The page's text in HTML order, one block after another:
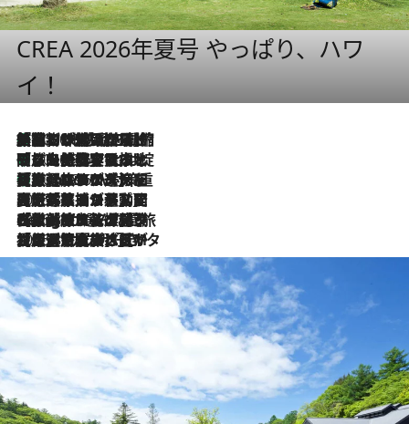
CREA 2026年夏号 やっぱり、ハワ
イ！
2026.8.6
「荷物が増えるほど旅ストレスは増す」美容ジャーナリストがたどり着いた最終結論。“化粧品を劇的に減らす”感動の凝縮美容とは
2026.8.6
「旅先には金髪ウィッグを持参」日本と同じメイクでは損してる!? 美容ジャーナリストが提案する“掟破りの旅美容”とは
2026.8.6
【厳選旅コスメ】「身軽さ＆UV対策重視！」ヘアアーティストshucoが選んだ夏旅ベストコスメを発表【Mサイズジップ】
2026.8.5
【厳選旅コスメ】国内をあちこち移動する河井菜摘が選んだ夏旅ベストコスメ発表！「リラックスアイテムはマスト」【Mサイズジップ】
2026.8.4
【厳選旅コスメ】「紫外線＆乾燥対策しながらメイク感も！」ヘア＆メイクGeorgeが選んだ夏旅ベストコスメを発表！【Mサイズジップ】
2026.8.3
【厳選旅コスメ】「保湿もタイパ重視！」“サウナ好き”タレント清水みさとが愛用する夏旅ベストコスメを発表！【Mサイズジップ】